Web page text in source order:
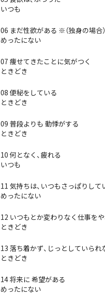
いつも
06 まだ性欲がある ※（独身の場合
めったにない
07 痩せてきたことに気がつく
ときどき
08 便秘をしている
ときどき
09 普段よりも 動悸がする
ときどき
10 何となく、疲れる
いつも
11 気持ちは、いつもさっぱりして
めったにない
12 いつもとか変わりなく仕事を
ときどき
13 落ち着かず、じっとしていられ
ときどき
14 将来に 希望がある
めったにない